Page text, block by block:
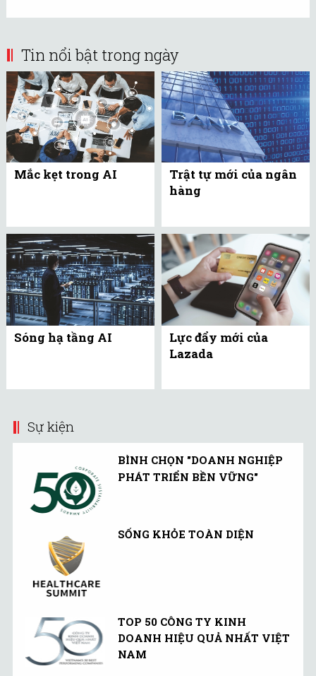
Tin nổi bật trong ngày
Mắc kẹt trong AI
Trật tự mới của ngân
hàng
Sóng hạ tầng AI
Lực đẩy mới của
Lazada
Sự kiện
BÌNH CHỌN "DOANH NGHIỆP
PHÁT TRIỂN BỀN VỮNG"
SỐNG KHỎE TOÀN DIỆN
TOP 50 CÔNG TY KINH
DOANH HIỆU QUẢ NHẤT VIỆT
NAM